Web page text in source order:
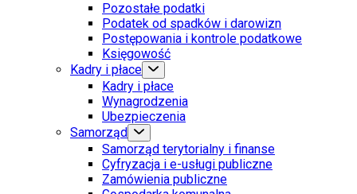
Pozostałe podatki
Podatek od spadków i darowizn
Postępowania i kontrole podatkowe
Księgowość
Kadry i płace
Kadry i płace
Wynagrodzenia
Ubezpieczenia
Samorząd
Samorząd terytorialny i finanse
Cyfryzacja i e-usługi publiczne
Zamówienia publiczne